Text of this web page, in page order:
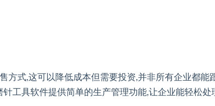
方式,这可以降低成本但需要投资,并非所有企业都
工具软件提供简单的生产管理功能,让企业能轻松